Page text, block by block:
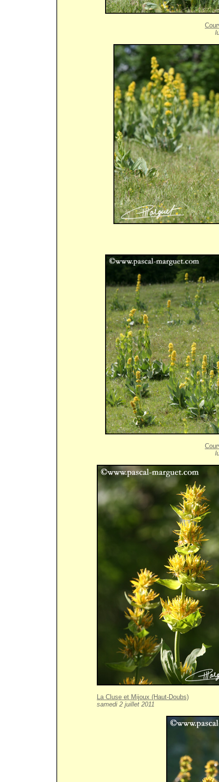
La Cluse et Mijoux (Haut-Doubs)
samedi 2 juillet 2011